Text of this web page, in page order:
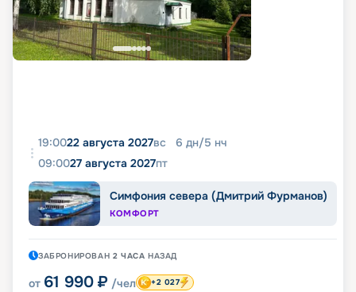
19:0022 августа 2027вс 6 дн/5 нч
09:0027 августа 2027пт
Симфония севера (Дмитрий Фурманов)
КОМФОРТ
ЗАБРОНИРОВАН 2 ЧАСА НАЗАД
от 61 990 ₽ /чел +2 027